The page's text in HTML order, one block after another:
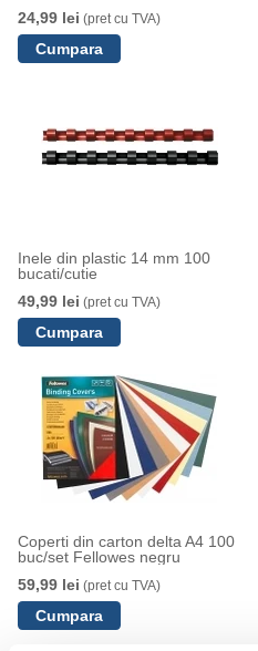
24,99 lei (pret cu TVA)
Inele din plastic 14 mm 100
bucati/cutie
49,99 lei (pret cu TVA)
Coperti din carton delta A4 100
buc/set Fellowes negru
59,99 lei (pret cu TVA)